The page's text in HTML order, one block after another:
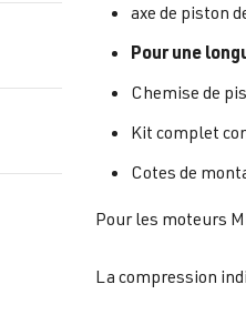
axe de piston
Pour une
Chemise de
Kit complet
Cotes de
Pour les moteurs
La compression